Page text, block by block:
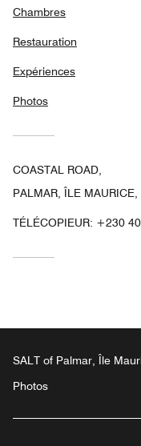
Chambres
Restauration
Expériences
Photos
COASTAL ROAD,
PALMAR, ÎLE
TÉLÉCOPIEUR: +230
SALT of Palmar, Île
Photos